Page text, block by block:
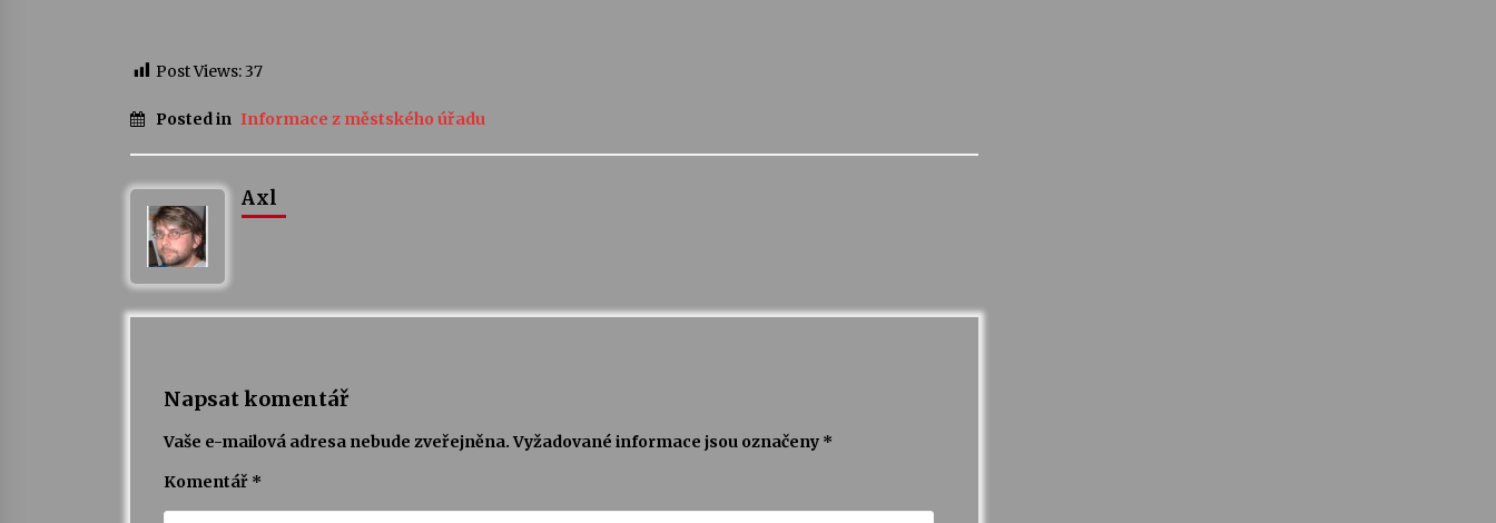
Post Views:37
Posted in Informace z městského úřadu
Axl
Napsat komentář
Vaše e-mailová adresa nebude zveřejněna. Vyžadované informace jsou označeny *
Komentář *